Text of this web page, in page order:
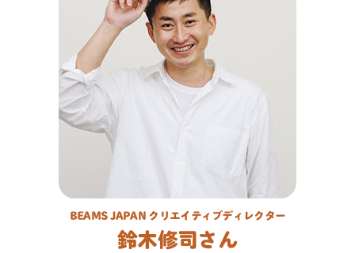
BEAMS JAPAN クリエイティブディレクター
鈴木修司さん